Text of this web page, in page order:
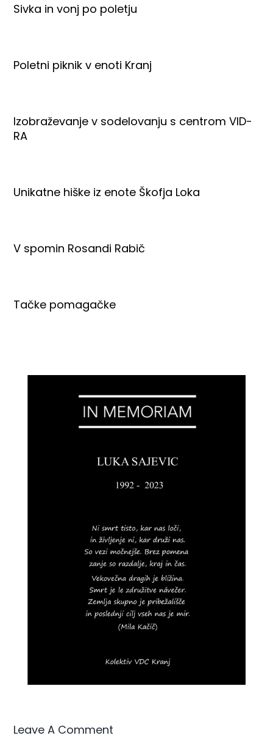
Sivka in vonj po poletju
Poletni piknik v enoti Kranj
Izobraževanje v sodelovanju s centrom VID-
RA
Unikatne hiške iz enote Škofja Loka
V spomin Rosandi Rabič
Tačke pomagačke
Leave A Comment